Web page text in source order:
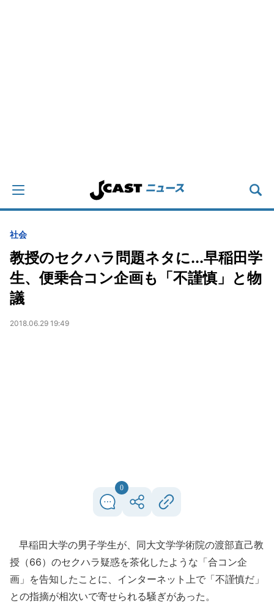
社会
教授のセクハラ問題ネタに...早稲田学
生、便乗合コン企画も「不謹慎」と物
議
2018.06.29 19:49
0
早稲田大学の男子学生が、同大文学学術院の渡部直己教
授（66）のセクハラ疑惑を茶化したような「合コン企
画」を告知したことに、インターネット上で「不謹慎だ」
との指摘が相次いで寄せられる騒ぎがあった。